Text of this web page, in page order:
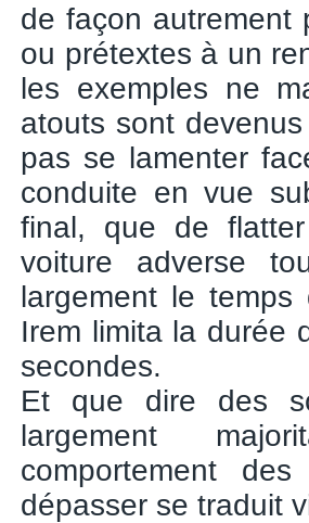
de façon autrement
ou prétextes à un
les exemples ne
atouts sont
pas se lamenter
conduite en vue
final, que de
voiture adverse
largement le
Irem limita la durée
secondes.
Et que dire des
largement
comportement
dépasser se traduit